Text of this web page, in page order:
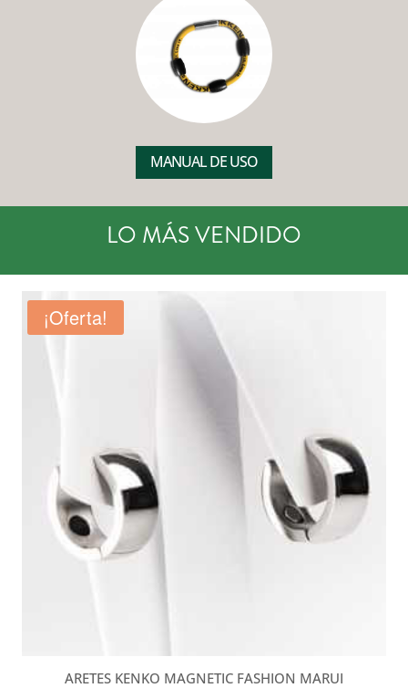
MANUAL DE USO
LO MÁS VENDIDO
¡Oferta!
ARETES KENKO MAGNETIC FASHION MARUI